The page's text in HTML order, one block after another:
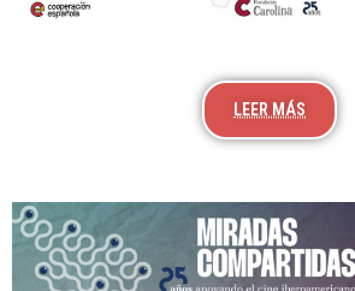
LEER MÁS